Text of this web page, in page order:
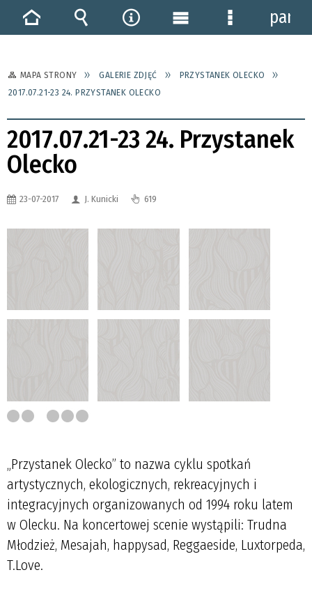
MAPA STRONY GALERIE ZDJĘĆ
PRZYSTANEK OLECKO
2017.07.21-23 24. PRZYSTANEK OLECKO
2017.07.21-23 24. Przystanek
Olecko
23-07-2017 J. Kunicki 619
„Przystanek Olecko” to nazwa cyklu spotkań
artystycznych, ekologicznych, rekreacyjnych i
integracyjnych organizowanych od 1994 roku latem
w Olecku. Na koncertowej scenie wystąpili: Trudna
Młodzież, Mesajah, happysad, Reggaeside, Luxtorpeda,
T.Love.
StronaWyszukiwarka
NarzędziaMenu Menu
panel